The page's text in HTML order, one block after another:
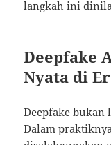
langkah ini
Deepfake
Nyata di
Deepfake bukan
Dalam